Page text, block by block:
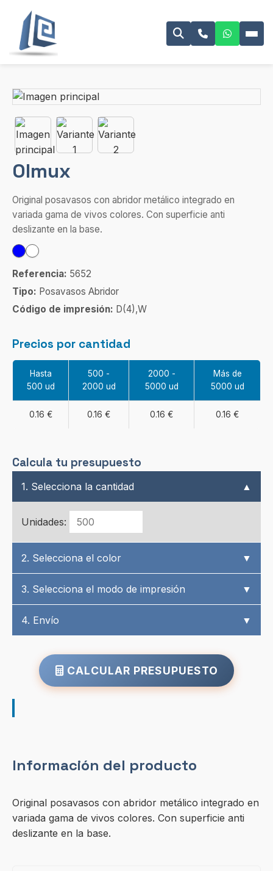
Olmux
Original posavasos con abridor metálico integrado en
variada gama de vivos colores. Con superficie anti
deslizante en la base.
Referencia: 5652
Tipo: Posavasos Abridor
Código de impresión: D(4),W
Precios por cantidad
Hasta
500 ud
500 -
2000 ud
2000 -
5000 ud
Más de
5000 ud
0.16 € 0.16 € 0.16 € 0.16 €
Calcula tu presupuesto
1. Selecciona la cantidad ▲
Unidades:
2. Selecciona el color ▼
3. Selecciona el modo de impresión ▼
4. Envío ▼
CALCULAR PRESUPUESTO
Información del producto
Original posavasos con abridor metálico integrado en
variada gama de vivos colores. Con superficie anti
deslizante en la base.